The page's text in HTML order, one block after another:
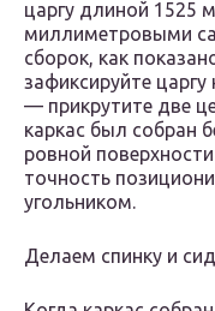
царгу длиной 1525
миллиметровыми
сборок, как
зафиксируйте
— прикрутите две
каркас был собран
ровной
точность
угольником.
Делаем спинку и